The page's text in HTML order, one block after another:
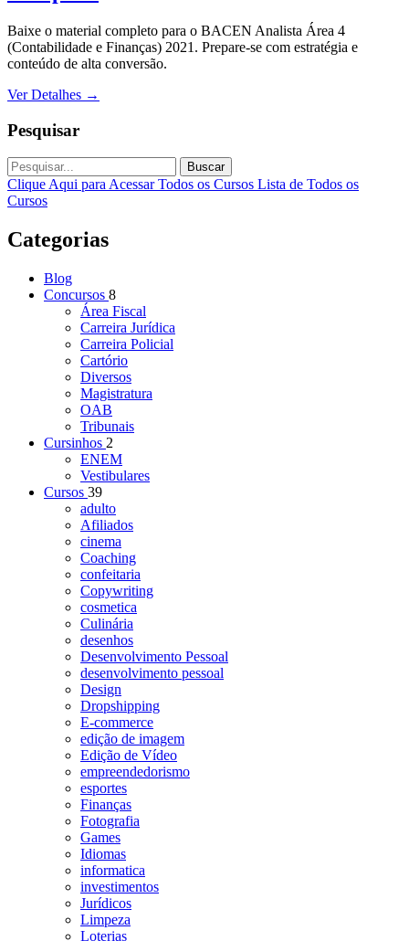
Baixe o material completo para o BACEN Analista Área 4
(Contabilidade e Finanças) 2021. Prepare-se com estratégia e
conteúdo de alta conversão.
Ver Detalhes →
Pesquisar
Buscar
Clique Aqui para Acessar Todos os Cursos Lista de Todos os
Cursos
Categorias
Blog
Concursos 8
Área Fiscal
Carreira Jurídica
Carreira Policial
Cartório
Diversos
Magistratura
OAB
Tribunais
Cursinhos 2
ENEM
Vestibulares
Cursos 39
adulto
Afiliados
cinema
Coaching
confeitaria
Copywriting
cosmetica
Culinária
desenhos
Desenvolvimento Pessoal
desenvolvimento pessoal
Design
Dropshipping
E-commerce
edição de imagem
Edição de Vídeo
empreendedorismo
esportes
Finanças
Fotografia
Games
Idiomas
informatica
investimentos
Jurídicos
Limpeza
Loterias